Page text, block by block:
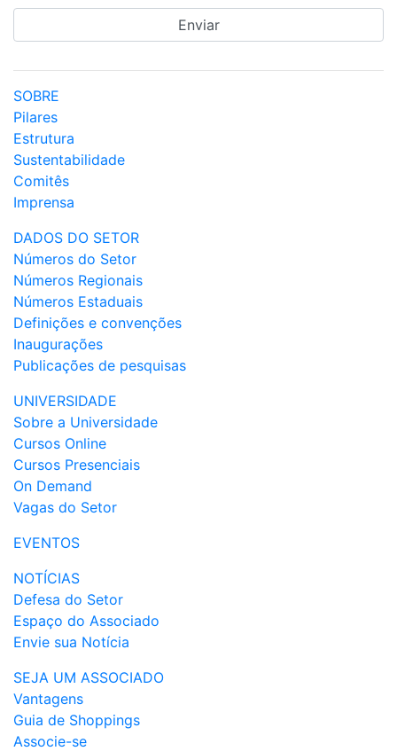
SOBRE
Pilares
Estrutura
Sustentabilidade
Comitês
Imprensa
DADOS DO SETOR
Números do Setor
Números Regionais
Números Estaduais
Definições e convenções
Inaugurações
Publicações de pesquisas
UNIVERSIDADE
Sobre a Universidade
Cursos Online
Cursos Presenciais
On Demand
Vagas do Setor
EVENTOS
NOTÍCIAS
Defesa do Setor
Espaço do Associado
Envie sua Notícia
SEJA UM ASSOCIADO
Vantagens
Guia de Shoppings
Associe-se